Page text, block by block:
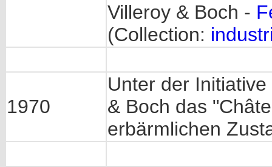
Villeroy & Boch -
(Collection:
1970
Unter der
& Boch das
erbärmlichen